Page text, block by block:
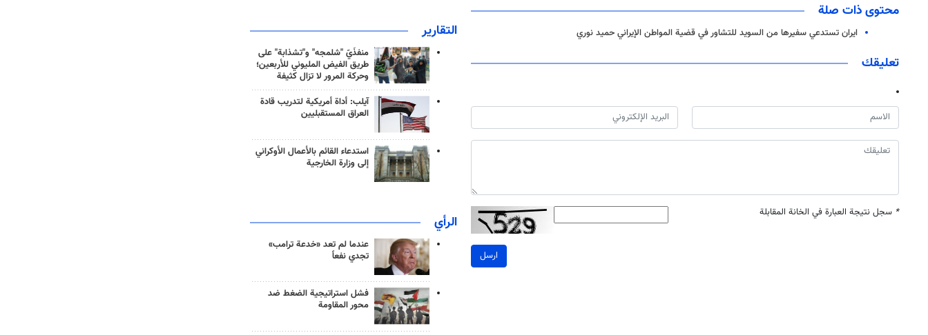
محتوى ذات صلة
ايران تستدعي سفيرها من السويد للتشاور في قضية المواطن الإيراني حميد نوري
تعليقك
* سجل نتيجة العبارة في الخانة المقابلة
ارسل
التقارير
منفذَيّ "شلمجه" و"تشذابة" على
طريق الفيض المليوني للأربعين؛
وحركة المرور لا تزال كثيفة
آيلب: أداة أمريكية لتدريب قادة
العراق المستقبليين
استدعاء القائم بالأعمال الأوكراني
إلى وزارة الخارجية
الرأي
عندما لم تعد «خدعة ترامب»
تجدي نفعاً
فشل استراتيجية الضغط ضد
محور المقاومة